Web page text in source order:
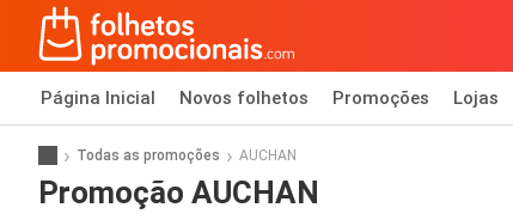
Página Inicial Novos folhetos Promoções Lojas
Todas as promoções AUCHAN
Promoção AUCHAN